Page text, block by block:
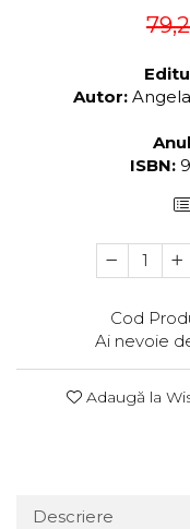
Autor:
ISBN:
Cod
Ai nevoie
Adaugă la
Descriere